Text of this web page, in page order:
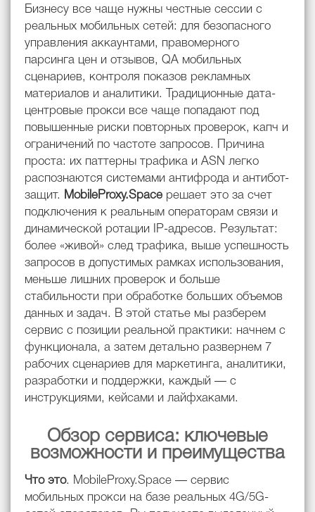
Бизнесу все чаще нужны честные сессии с
реальных мобильных сетей: для безопасного
управления аккаунтами, правомерного
парсинга цен и отзывов, QA мобильных
сценариев, контроля показов рекламных
материалов и аналитики. Традиционные дата-
центровые прокси все чаще попадают под
повышенные риски повторных проверок, капч и
ограничений по частоте запросов. Причина
проста: их паттерны трафика и ASN легко
распознаются системами антифрода и антибот-
защит.
MobileProxy.Space решает это за счет
подключения к реальным операторам связи и
динамической ротации IP-адресов. Результат:
более «живой» след трафика, выше успешность
запросов в допустимых рамках использования,
меньше лишних проверок и больше
стабильности при обработке больших объемов
данных и задач. В этой статье мы разберем
сервис с позиции реальной практики: начнем с
функционала, а затем детально развернем 7
рабочих сценариев для маркетинга, аналитики,
разработки и поддержки, каждый — с
инструкциями, кейсами и лайфхаками.
Обзор сервиса: ключевые
возможности и преимущества
Что это. MobileProxy.Space — сервис
мобильных прокси на базе реальных 4G/5G-